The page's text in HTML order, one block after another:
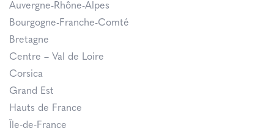
Auvergne-Rhône-Alpes
Bourgogne-Franche-Comté
Bretagne
Centre – Val de Loire
Corsica
Grand Est
Hauts de France
Île-de-France